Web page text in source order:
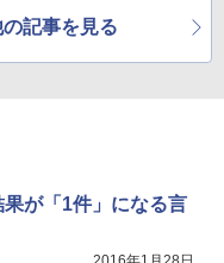
の記事を見る
が「1件」になる言